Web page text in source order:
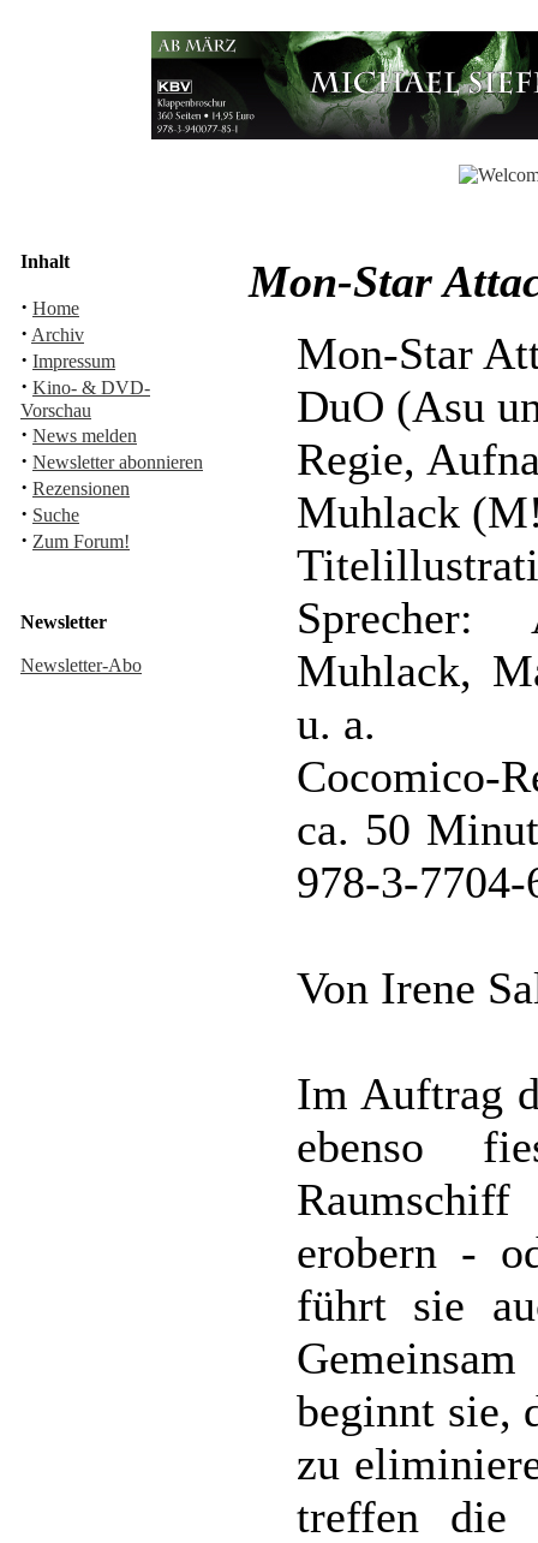
Inhalt
· Home
· Archiv
· Impressum
· Kino- & DVD-
Vorschau
· News melden
· Newsletter abonnieren
· Rezensionen
· Suche
· Zum Forum!
Newsletter
Newsletter-Abo
Mon-Star
Mon-Star
DuO (Asu
Regie,
Muhlack
Sprecher:
Muhlack,
u. a.
Cocomico-
ca. 50
978-3-7704-
Von Irene
Im Auftrag
ebenso
erobern -
führt sie
beginnt sie,
zu
treffen die